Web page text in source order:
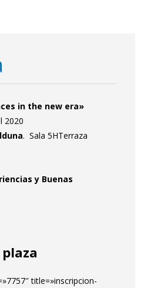
in the new era»
2020
. Sala 5HTerraza
y Buenas
title=»inscripcion-